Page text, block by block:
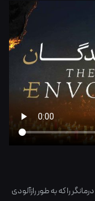
را که به طور رازآلودی